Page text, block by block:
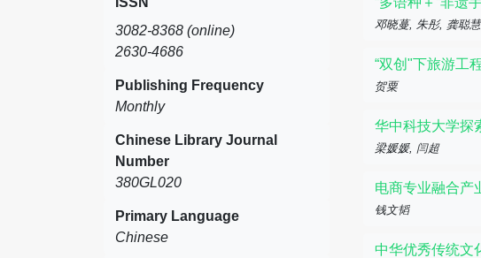
3082-8368 (online)
2630-4686
Publishing Frequency
Monthly
Chinese Library Journal
Number
380GL020
Primary Language
Chinese
邓晓蔓, 朱彤, 龚聪
“双创"下旅游工
贺粟
华中科技大学探
梁媛媛, 闫超
电商专业融合产
钱文韬
中华优秀传统文